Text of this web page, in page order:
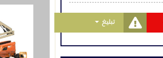
تبليغ Toggle Dropdown